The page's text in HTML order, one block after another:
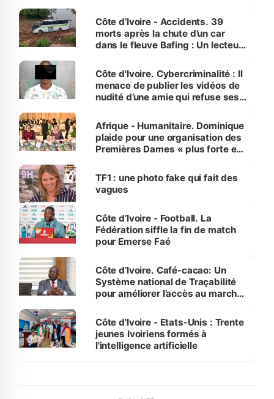
Côte d’Ivoire - Accidents. 39
morts après la chute d’un car
dans le fleuve Bafing : Un lecteur
des Transports
Côte d'Ivoire. Cybercriminalité : Il
menace de publier les vidéos de
nudité d’une amie qui refuse ses
Afrique - Humanitaire. Dominique
plaide pour une organisation des
Premières Dames « plus forte et
sur la scène internationale »
TF1 : une photo fake qui fait des
vagues
Côte d’Ivoire - Football. La
Fédération siffle la fin de match
pour Emerse Faé
Côte d’Ivoire. Café-cacao: Un
Système national de Traçabilité
pour améliorer l’accès au marché
Côte d'Ivoire - Etats-Unis : Trente
jeunes Ivoiriens formés à
l'intelligence artificielle